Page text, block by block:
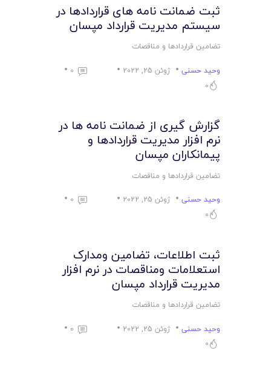
مرکز آموزش
امکانات
سیستم ها
ثبت ضمانت نامه های قراردادها در
سیستم مدیریت قرارداد مپسان
تضامین قراردادها و مناقصات
وحید حسنی
ژوئن 25, 2022
0
0
گزارش گیری از ضمانت نامه ها در
نرم افزار مدیریت قراردادها و
پیمانکاران مپسان
تضامین قراردادها و مناقصات
وحید حسنی
ژوئن 25, 2022
0
0
ثبت اطلاعات، تضامین ومدارک
استعلامات ومناقصات در نرم افزار
مدیریت قرارداد مپسان
تضامین قراردادها و مناقصات
وحید حسنی
ژوئن 25, 2022
0
0